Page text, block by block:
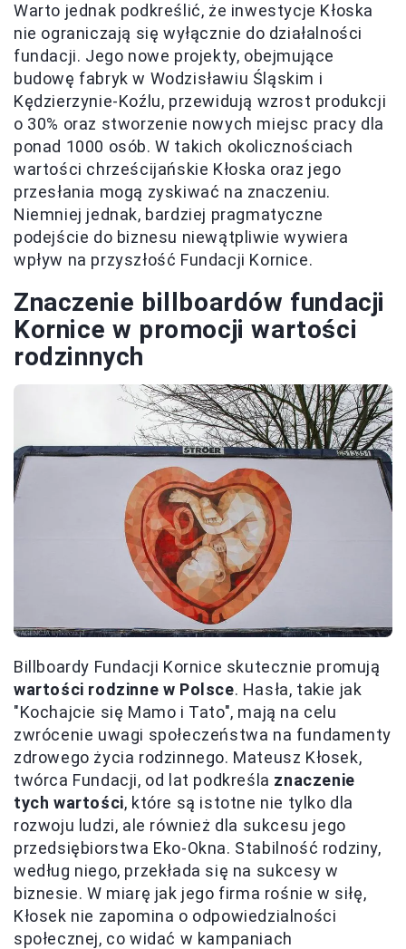
Warto jednak podkreślić, że inwestycje Kłoska
nie ograniczają się wyłącznie do działalności
fundacji. Jego nowe projekty, obejmujące
budowę fabryk w Wodzisławiu Śląskim i
Kędzierzynie-Koźlu, przewidują wzrost produkcji
o 30% oraz stworzenie nowych miejsc pracy dla
ponad 1000 osób. W takich okolicznościach
wartości chrześcijańskie Kłoska oraz jego
przesłania mogą zyskiwać na znaczeniu.
Niemniej jednak, bardziej pragmatyczne
podejście do biznesu niewątpliwie wywiera
wpływ na przyszłość Fundacji Kornice.
Znaczenie billboardów fundacji
Kornice w promocji wartości
rodzinnych
Billboardy Fundacji Kornice skutecznie promują
wartości rodzinne w Polsce. Hasła, takie jak
"Kochajcie się Mamo i Tato", mają na celu
zwrócenie uwagi społeczeństwa na fundamenty
zdrowego życia rodzinnego. Mateusz Kłosek,
twórca Fundacji, od lat podkreśla znaczenie
tych wartości, które są istotne nie tylko dla
rozwoju ludzi, ale również dla sukcesu jego
przedsiębiorstwa Eko-Okna. Stabilność rodziny,
według niego, przekłada się na sukcesy w
biznesie. W miarę jak jego firma rośnie w siłę,
Kłosek nie zapomina o odpowiedzialności
społecznej, co widać w kampaniach